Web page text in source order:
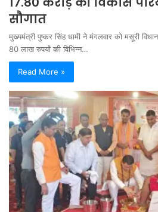
सौगात
मुख्यमंत्री पुष्कर सिंह धामी ने मंगलवार को मसूरी
80 लाख रुपयों की विभिन्न…
Read More »